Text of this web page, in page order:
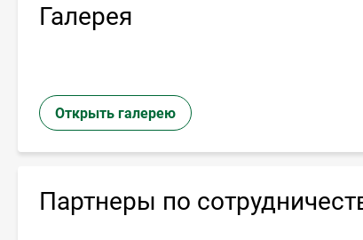
Галерея
Открыть галерею
Партнеры по